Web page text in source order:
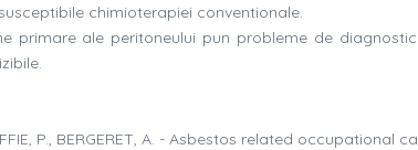
chimioterapiei conventionale.
primare ale peritoneului pun probleme de
P., BERGERET, A. - Asbestos related occupational